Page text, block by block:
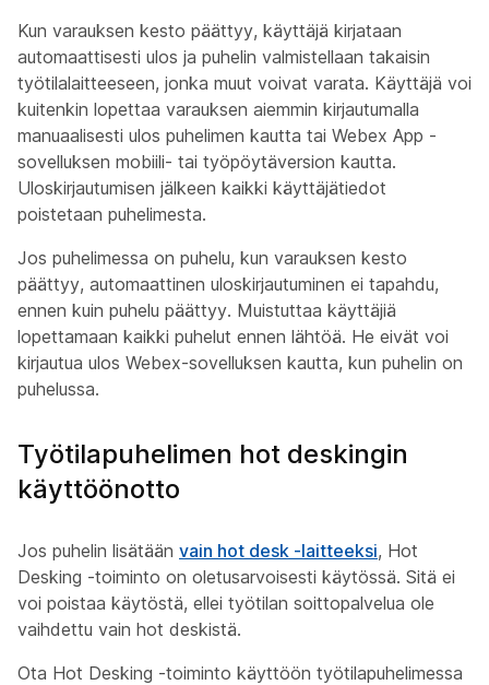
Kun varauksen kesto päättyy, käyttäjä kirjataan
automaattisesti ulos ja puhelin valmistellaan takaisin
työtilalaitteeseen, jonka muut voivat varata. Käyttäjä voi
kuitenkin lopettaa varauksen aiemmin kirjautumalla
manuaalisesti ulos puhelimen kautta tai Webex App -
sovelluksen mobiili- tai työpöytäversion kautta.
Uloskirjautumisen jälkeen kaikki käyttäjätiedot
poistetaan puhelimesta.
Jos puhelimessa on puhelu, kun varauksen kesto
päättyy, automaattinen uloskirjautuminen ei tapahdu,
ennen kuin puhelu päättyy. Muistuttaa käyttäjiä
lopettamaan kaikki puhelut ennen lähtöä. He eivät voi
kirjautua ulos Webex-sovelluksen kautta, kun puhelin on
puhelussa.
Työtilapuhelimen hot deskingin
käyttöönotto
Jos puhelin lisätään vain hot desk -laitteeksi, Hot
Desking -toiminto on oletusarvoisesti käytössä. Sitä ei
voi poistaa käytöstä, ellei työtilan soittopalvelua ole
vaihdettu vain hot deskistä.
Ota Hot Desking -toiminto käyttöön työtilapuhelimessa